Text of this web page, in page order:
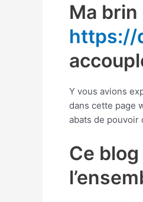
Ma brin
https://
Y vous avions
dans cette page
abats de pouvoir
Ce